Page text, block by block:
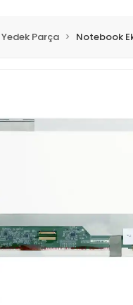
Parça Notebook